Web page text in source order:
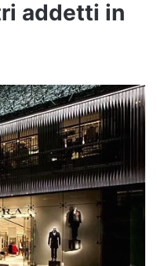
addetti in